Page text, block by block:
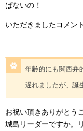
ぱないの！
いただきましたコメン
年齢的にも関西弁
遅れましたが、誕
お祝い頂きありがとう
城島リーダーですか。